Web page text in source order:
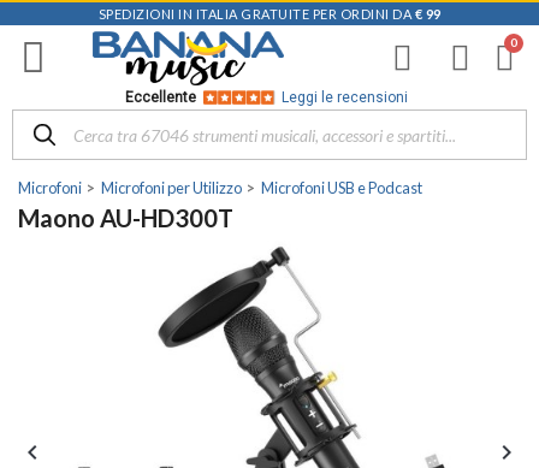
SPEDIZIONI IN ITALIA GRATUITE PER ORDINI DA € 99
Eccellente Leggi le recensioni
Microfoni Microfoni per Utilizzo Microfoni USB e Podcast
Maono AU-HD300T
 